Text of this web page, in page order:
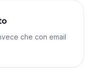
che con email